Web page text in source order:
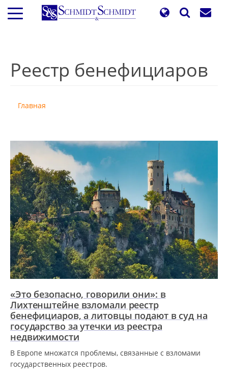
Перейти
Реестр бенефициаров
Главная
«Это безопасно, говорили они»: в
Лихтенштейне взломали реестр
бенефициаров, а литовцы подают в суд на
государство за утечки из реестра
недвижимости
В Европе множатся проблемы, связанные с взломами
государственных реестров.